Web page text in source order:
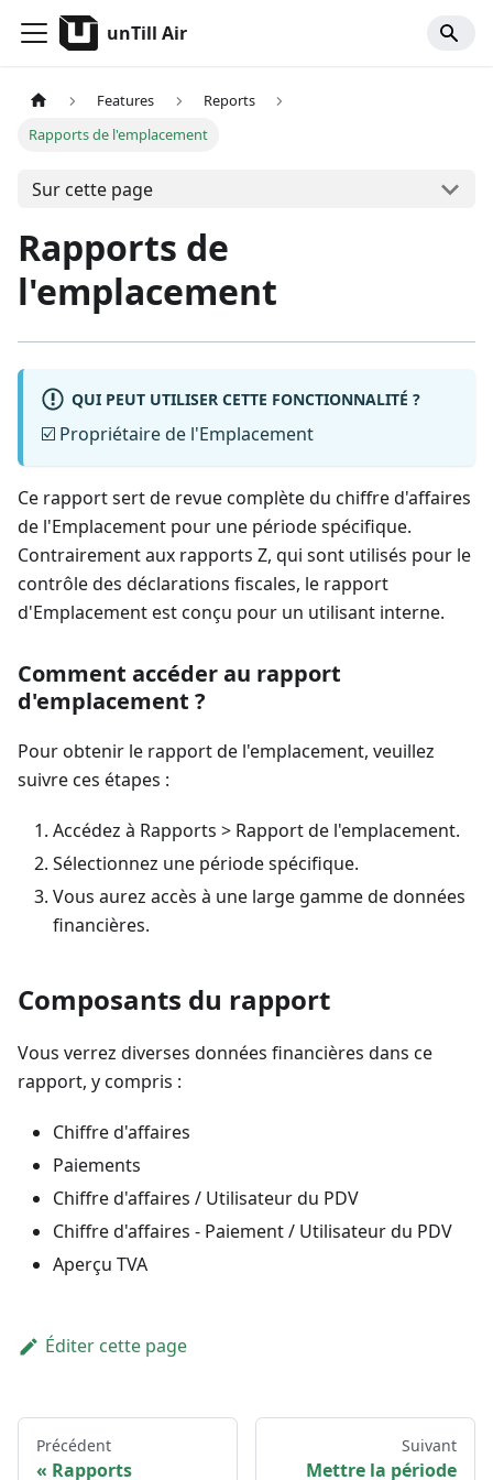
unTill Air
Features
Reports
Rapports de l'emplacement
Sur cette page
Rapports de
l'emplacement
QUI PEUT UTILISER CETTE FONCTIONNALITÉ ?
☑️ Propriétaire de l'Emplacement
Ce rapport sert de revue complète du chiffre d'affaires
de l'Emplacement pour une période spécifique.
Contrairement aux rapports Z, qui sont utilisés pour le
contrôle des déclarations fiscales, le rapport
d'Emplacement est conçu pour un utilisant interne.
Comment accéder au rapport
d'emplacement ?
Pour obtenir le rapport de l'emplacement, veuillez
suivre ces étapes :
Accédez à Rapports > Rapport de l'emplacement.
Sélectionnez une période spécifique.
Vous aurez accès à une large gamme de données
financières.
Composants du rapport
Vous verrez diverses données financières dans ce
rapport, y compris :
Chiffre d'affaires
Paiements
Chiffre d'affaires / Utilisateur du PDV
Chiffre d'affaires - Paiement / Utilisateur du PDV
Aperçu TVA
Éditer cette page
Précédent
Rapports
Suivant
Mettre la période